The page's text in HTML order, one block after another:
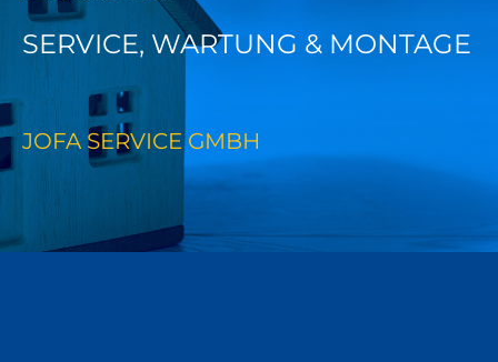
SERVICE, WARTUNG & MONTAGE
JOFA SERVICE GMBH